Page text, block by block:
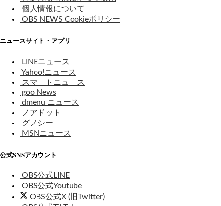
個人情報について
OBS NEWS Cookieポリシー
ニュースサイト・アプリ
LINEニュース
Yahoo!ニュース
スマートニュース
goo News
dmenu ニュース
ノアドット
グノシー
MSNニュース
公式SNSアカウント
OBS公式LINE
OBS公式Youtube
OBS公式X (旧Twitter)